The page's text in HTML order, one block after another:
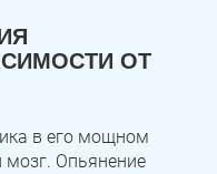
ОТ
в его мощном
мозг. Опьянение